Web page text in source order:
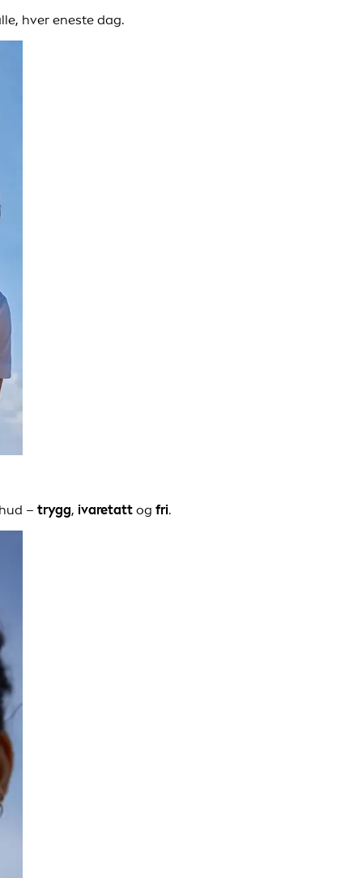
hver eneste dag.
– trygg, ivaretatt og fri.